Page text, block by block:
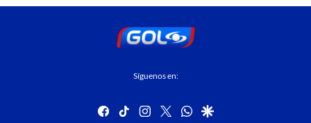
Síguenos en:
facebook
tiktok instagram
twitterwhatsapp
google